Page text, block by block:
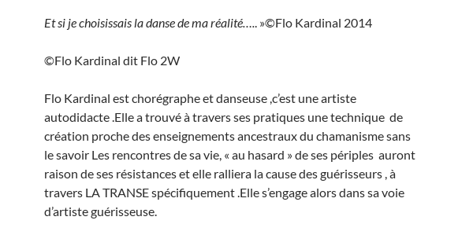
Et si je choisissais la danse de ma réalité….. »©Flo Kardinal 2014
©Flo Kardinal dit Flo 2W
Flo Kardinal est chorégraphe et danseuse ,c’est une artiste
autodidacte .Elle a trouvé à travers ses pratiques une technique de
création proche des enseignements ancestraux du chamanisme sans
le savoir Les rencontres de sa vie, « au hasard » de ses périples auront
raison de ses résistances et elle ralliera la cause des guérisseurs , à
travers LA TRANSE spécifiquement .Elle s’engage alors dans sa voie
d’artiste guérisseuse.